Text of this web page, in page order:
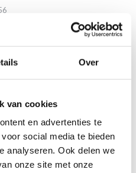
Over
van cookies
en advertenties te
social media te bieden
analyseren. Ook delen we
onze site met onze
over dit product..